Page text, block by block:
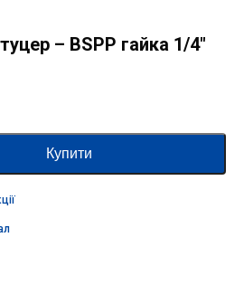
– BSPP гайка 1/4″
Купити